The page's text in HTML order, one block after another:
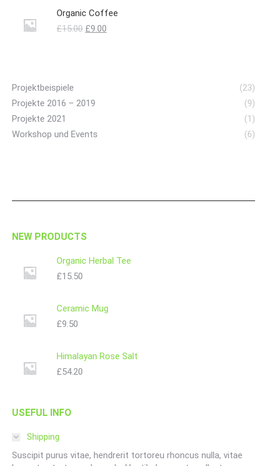
Organic Coffee
£15.00 Ursprünglicher
£9.00
Projektbeispiele
(23)
Projekte 2016 – 2019
(9)
Projekte 2021
(1)
Workshop und Events
(6)
NEW PRODUCTS
Organic Herbal Tee
£15.50
Ceramic Mug
£9.50
Himalayan Rose Salt
£54.20
USEFUL INFO
Shipping
Suscipit purus vitae, hendrerit tortoreu rhoncus nulla, vitae